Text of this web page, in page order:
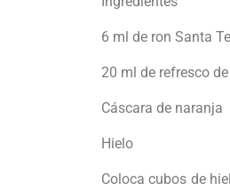
6 ml de ron Santa
20 ml de refresco
Cáscara de naranja
Hielo
Coloca cubos de